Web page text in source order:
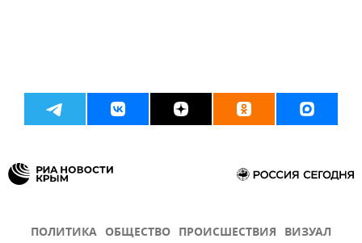
ПОЛИТИКА ОБЩЕСТВО ПРОИСШЕСТВИЯ ВИЗУАЛ